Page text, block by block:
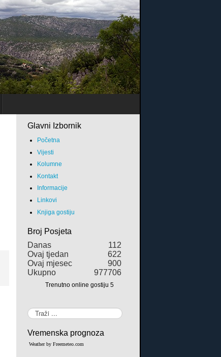
Glavni Izbornik
Početna
Vijesti
Kolumne
Kontakt
Informacije
Linkovi
Knjiga gostiju
Broj Posjeta
Danas
112
Ovaj tjedan
622
Ovaj mjesec
900
Ukupno
977706
Trenutno online gostiju 5
Traži...
Vremenska prognoza
Weather by Freemeteo.com